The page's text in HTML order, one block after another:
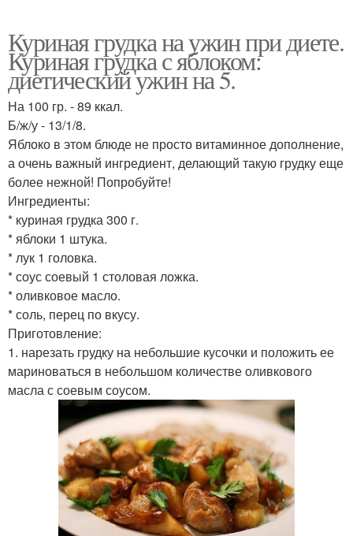
Куриная грудка на ужин при диете.
Куриная грудка с яблоком:
диетический ужин на 5.
На 100 гр. - 89 ккал.
Б/ж/у - 13/1/8.
Яблоко в этом блюде не просто витаминное дополнение,
а очень важный ингредиент, делающий такую грудку еще
более нежной! Попробуйте!
Ингредиенты:
* куриная грудка 300 г.
* яблоки 1 штука.
* лук 1 головка.
* соус соевый 1 столовая ложка.
* оливковое масло.
* соль, перец по вкусу.
Приготовление:
1. нарезать грудку на небольшие кусочки и положить ее
мариноваться в небольшом количестве оливкового
масла с соевым соусом.